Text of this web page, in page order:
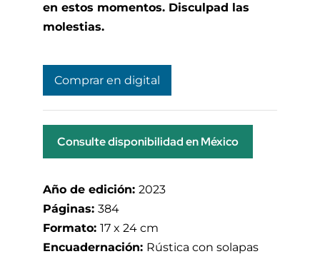
en estos momentos. Disculpad las
molestias.
Comprar en digital
Consulte disponibilidad en México
Año de edición: 2023
Páginas: 384
Formato: 17 x 24 cm
Encuadernación: Rústica con solapas